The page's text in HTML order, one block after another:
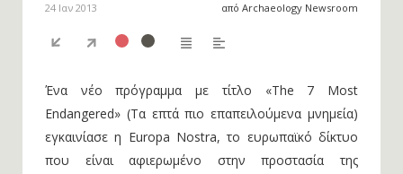
24 Ιαν 2013 από Archaeology Newsroom
Ένα νέο πρόγραμμα με τίτλο «The 7 Most
Endangered» (Τα επτά πιο επαπειλούμενα μνημεία)
εγκαινίασε η Europa Nostra, το ευρωπαϊκό δίκτυο
που είναι αφιερωμένο στην προστασία της